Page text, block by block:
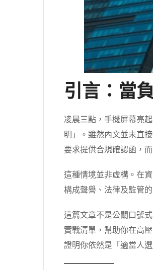
引言：當
凌晨三點，手機屏幕亮
明」。雖然內文並未直
要求提供合規確認函，
這種情境並非虛構。在
構成聲譽、法律及監管
這篇文章不是公關口號
實戰清單，幫助你在高
證明你依然是「適當人選